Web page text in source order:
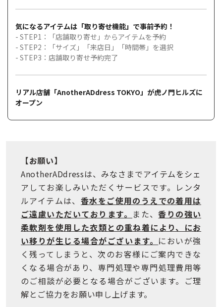
気になるアイテムは「取り寄せ機能」で事前予約！
- STEP1：「店舗取り寄せ」からアイテムを予約
- STEP2：「サイズ」「来店日」「時間帯」を選択
- STEP3：店舗取り寄せ予約完了
リアル店舗「AnotherADdress TOKYO」が虎ノ門ヒルズに
オープン
【お願い】
AnotherADdressは、みなさまでアイテムをシェ
アしてお楽しみいただくサービスです。レンタ
ルアイテムは、 香水をご使用のうえでの着用は
ご遠慮いただいております。 また、香りの強い
柔軟剤を使用した衣類との重ね着により、にお
い移りが生じる場合がございます。 においが強
く残ってしまうと、次のお客様にご案内できな
くなる場合があり、専門処理や専門処理費用等
のご相談が必要となる場合がございます。ご理
解とご協力をお願い申し上げます。